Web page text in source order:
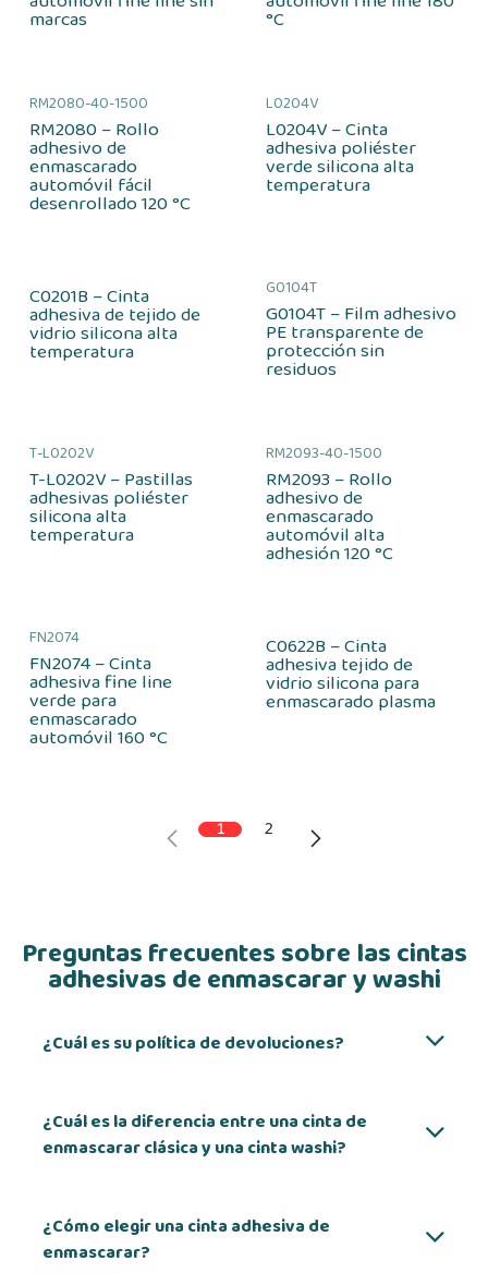
marcas °C
RM2080-40-1500
RM2080 – Rollo
adhesivo de
enmascarado
automóvil fácil
desenrollado 120 °C
L0204V
L0204V – Cinta
adhesiva poliéster
verde silicona alta
temperatura
C0201B – Cinta
adhesiva de tejido de
vidrio silicona alta
temperatura
G0104T
G0104T – Film adhesivo
PE transparente de
protección sin
residuos
T-L0202V
T-L0202V – Pastillas
adhesivas poliéster
silicona alta
temperatura
RM2093-40-1500
RM2093 – Rollo
adhesivo de
enmascarado
automóvil alta
adhesión 120 °C
FN2074
FN2074 – Cinta
adhesiva fine line
verde para
enmascarado
automóvil 160 °C
C0622B – Cinta
adhesiva tejido de
vidrio silicona para
enmascarado plasma
1 2
Preguntas frecuentes sobre las cintas
adhesivas de enmascarar y washi
¿Cuál es su política de devoluciones?
¿Cuál es la diferencia entre una cinta de
enmascarar clásica y una cinta washi?
¿Cómo elegir una cinta adhesiva de
enmascarar?